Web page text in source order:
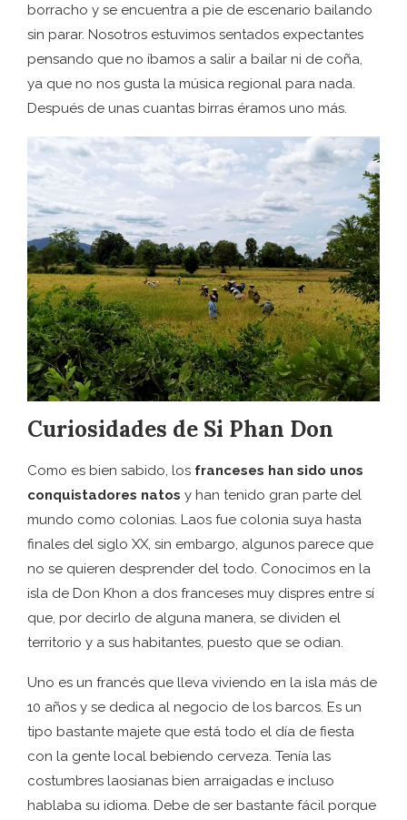
borracho y se encuentra a pie de escenario bailando
sin parar. Nosotros estuvimos sentados expectantes
pensando que no íbamos a salir a bailar ni de coña,
ya que no nos gusta la música regional para nada.
Después de unas cuantas birras éramos uno más.
Curiosidades de Si Phan Don
Como es bien sabido, los franceses han sido unos
conquistadores natos y han tenido gran parte del
mundo como colonias. Laos fue colonia suya hasta
finales del siglo XX, sin embargo, algunos parece que
no se quieren desprender del todo. Conocimos en la
isla de Don Khon a dos franceses muy dispres entre sí
que, por decirlo de alguna manera, se dividen el
territorio y a sus habitantes, puesto que se odian.
Uno es un francés que lleva viviendo en la isla más de
10 años y se dedica al negocio de los barcos. Es un
tipo bastante majete que está todo el día de fiesta
con la gente local bebiendo cerveza. Tenía las
costumbres laosianas bien arraigadas e incluso
hablaba su idioma. Debe de ser bastante fácil porque